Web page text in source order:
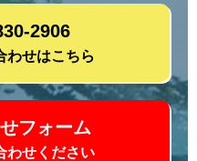
2906
わせはこちら
フォーム
わせください